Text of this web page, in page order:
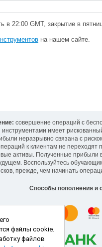
22:00 GMT, закрытие в
на нашем сайте.
совершение операций с
имеет
неразрывно связана с
к клиентам не переходят
активы. Полученные прибыли
Воспользуйтесь
прежде, чем начинать
Способы пополнения и
файлы cookie.
файлов